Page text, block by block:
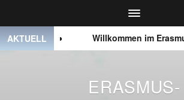
AKTUELL
● ● ● Willkommen im
ERASMUS-